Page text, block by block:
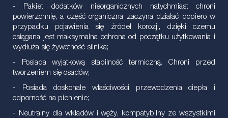
- Pakiet dodatków nieorganicznych natychmiast chroni
powierzchnię, a część organiczna zaczyna działać dopiero w
przypadku pojawienia się źródeł korozji, dzięki czemu
osiągana jest maksymalna ochrona od początku użytkowania i
wydłuża się żywotność silnika;
- Posiada wyjątkową stabilność termiczną. Chroni przed
tworzeniem się osadów;
- Posiada doskonałe właściwości przewodzenia ciepła i
odporność na pienienie;
- Neutralny dla wkładów i węży, kompatybilny ze wszystkimi